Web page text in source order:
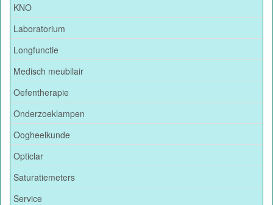
KNO
Laboratorium
Longfunctie
Medisch meubilair
Oefentherapie
Onderzoeklampen
Oogheelkunde
Opticlar
Saturatiemeters
Service